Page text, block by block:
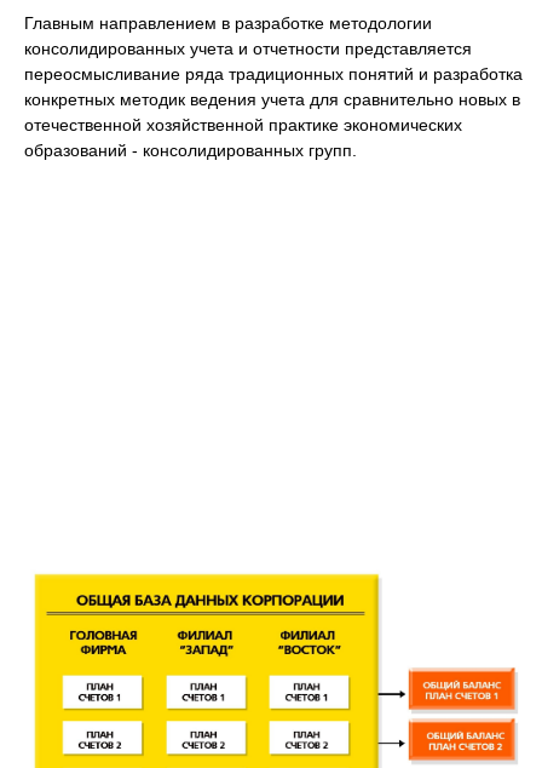
Главным направлением в разработке методологии
консолидированных учета и отчетности представляется
переосмысливание ряда традиционных понятий и разработка
конкретных методик ведения учета для сравнительно новых в
отечественной хозяйственной практике экономических
образований - консолидированных групп.